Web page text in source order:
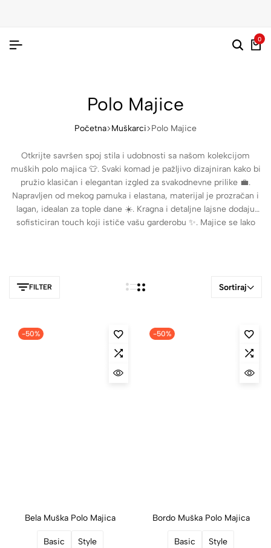
0
Polo Majice
Početna Muškarci Polo Majice
Otkrijte savršen spoj stila i udobnosti sa našom kolekcijom
muških polo majica 👕. Svaki komad je pažljivo dizajniran kako bi
pružio klasičan i elegantan izgled za svakodnevne prilike 💼.
Napravljen od mekog pamuka i elastana, materijal je prozračan i
lagan, idealan za tople dane ☀️. Kragna i detaljne lajsne dodaju
sofisticiran touch koji ističe vašu garderobu ✨. Majice se lako
🚀. Uložite u kvalitetan i dugotrajan komad koji kombinuje urban
FILTER Sortiraj
-50%
Bela Muška Polo Majica
Basic Style
-50%
Bordo Muška Polo Majica
Basic Style